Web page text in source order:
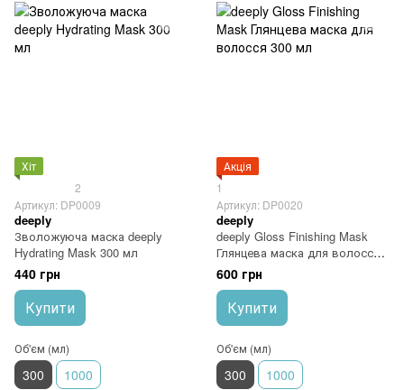
Хіт
2
Артикул: DP0009
deeply
Зволожуюча маска deeply
Hydrating Mask 300 мл
440 грн
Купити
Об'єм (мл)
300 1000
Акція
1
Артикул: DP0020
deeply
deeply Gloss Finishing Mask
Глянцева маска для волосся
300 мл
600 грн
Купити
Об'єм (мл)
300 1000